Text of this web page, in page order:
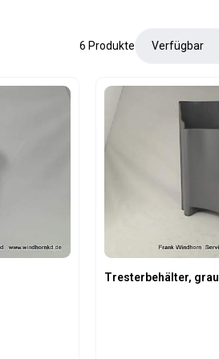
6 Produkte
Tresterbehälter, grau